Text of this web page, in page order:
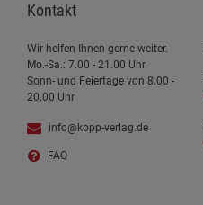
Kontakt
Wir helfen Ihnen gerne weiter.
Mo.-Sa.: 7.00 - 21.00 Uhr
Sonn- und Feiertage von 8.00 -
20.00 Uhr
info@kopp-verlag.de
FAQ